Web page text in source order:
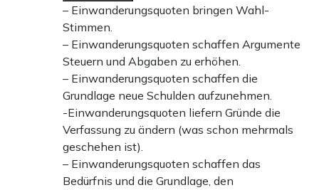
– Einwanderungsquoten bringen Wahl-
Stimmen.
– Einwanderungsquoten schaffen Argumente
Steuern und Abgaben zu erhöhen.
– Einwanderungsquoten schaffen die
Grundlage neue Schulden aufzunehmen.
-Einwanderungsquoten liefern Gründe die
Verfassung zu ändern (was schon mehrmals
geschehen ist).
– Einwanderungsquoten schaffen das
Bedürfnis und die Grundlage, den